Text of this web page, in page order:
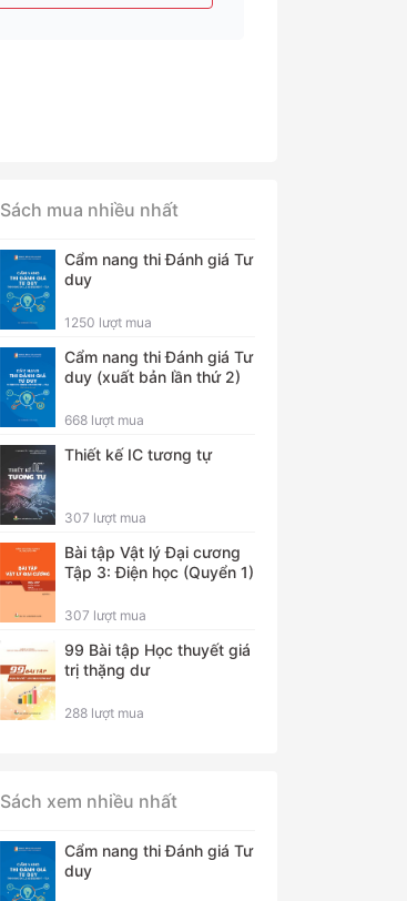
Sách mua nhiều nhất
Cẩm nang thi Đánh giá Tư
duy
1250 lượt mua
Cẩm nang thi Đánh giá Tư
duy (xuất bản lần thứ 2)
668 lượt mua
Thiết kế IC tương tự
307 lượt mua
Bài tập Vật lý Đại cương
Tập 3: Điện học (Quyển 1)
307 lượt mua
99 Bài tập Học thuyết giá
trị thặng dư
288 lượt mua
Sách xem nhiều nhất
Cẩm nang thi Đánh giá Tư
duy